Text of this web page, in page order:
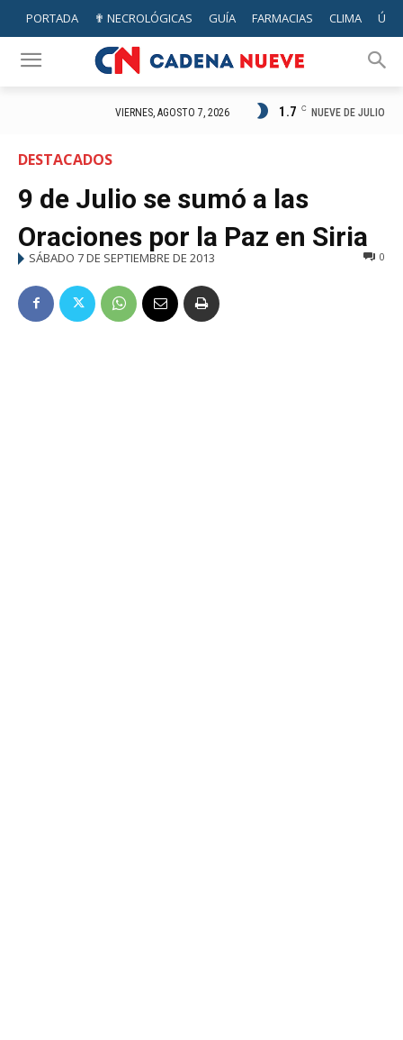
PORTADA ✟ NECROLÓGICAS GUÍA FARMACIAS CLIMA
VIERNES, AGOSTO 7, 2026 1.7 C NUEVE DE JULIO
DESTACADOS
9 de Julio se sumó a las
Oraciones por la Paz en Siria
SÁBADO 7 DE SEPTIEMBRE DE 2013 0